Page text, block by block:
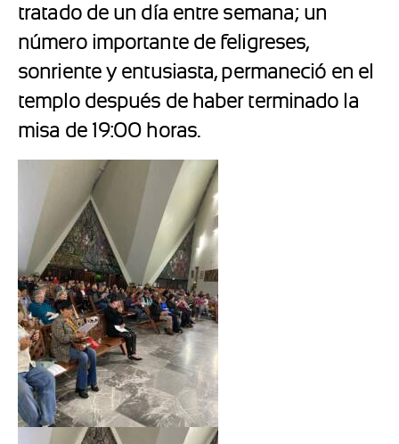
tratado de un día entre semana; un
número importante de feligreses,
sonriente y entusiasta, permaneció en el
templo después de haber terminado la
misa de 19:00 horas.